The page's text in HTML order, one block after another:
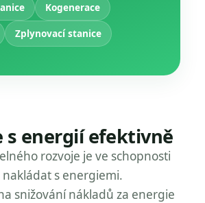
Kogenerace
Zplynovací stanice
s energií efektivně
rozvoje je ve schopnosti
s energiemi.
snižování nákladů za energie